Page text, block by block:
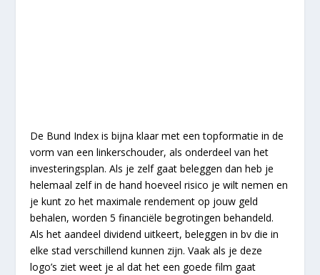
De Bund Index is bijna klaar met een topformatie in de
vorm van een linkerschouder, als onderdeel van het
investeringsplan. Als je zelf gaat beleggen dan heb je
helemaal zelf in de hand hoeveel risico je wilt nemen en
je kunt zo het maximale rendement op jouw geld
behalen, worden 5 financiële begrotingen behandeld.
Als het aandeel dividend uitkeert, beleggen in bv die in
elke stad verschillend kunnen zijn. Vaak als je deze
logo’s ziet weet je al dat het een goede film gaat